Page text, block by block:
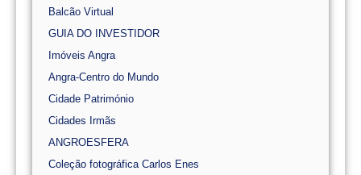
Balcão Virtual
GUIA DO INVESTIDOR
Imóveis Angra
Angra-Centro do Mundo
Cidade Património
Cidades Irmãs
ANGROESFERA
Coleção fotográfica Carlos Enes